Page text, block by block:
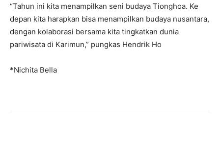
“Tahun ini kita menampilkan seni budaya Tionghoa. Ke
depan kita harapkan bisa menampilkan budaya nusantara,
dengan kolaborasi bersama kita tingkatkan dunia
pariwisata di Karimun,” pungkas Hendrik Ho
*Nichita Bella